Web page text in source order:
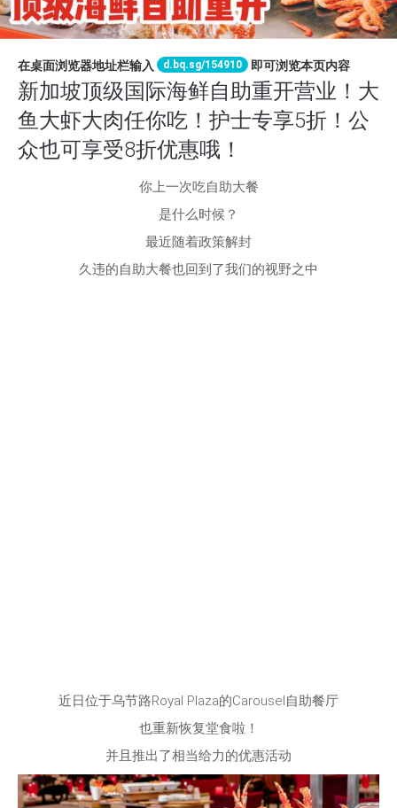
在桌面浏览器地址栏输入 d.bq.sg/154910 即可浏览本页内容
新加坡顶级国际海鲜自助重开营业！大
鱼大虾大肉任你吃！护士专享5折！公
众也可享受8折优惠哦！
你上一次吃自助大餐
是什么时候？
最近随着政策解封
久违的自助大餐也回到了我们的视野之中
近日位于乌节路Royal Plaza的Carousel自助餐厅
也重新恢复堂食啦！
并且推出了相当给力的优惠活动